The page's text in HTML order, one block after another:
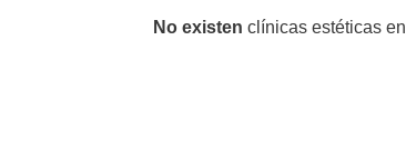
No existen clínicas estéticas en